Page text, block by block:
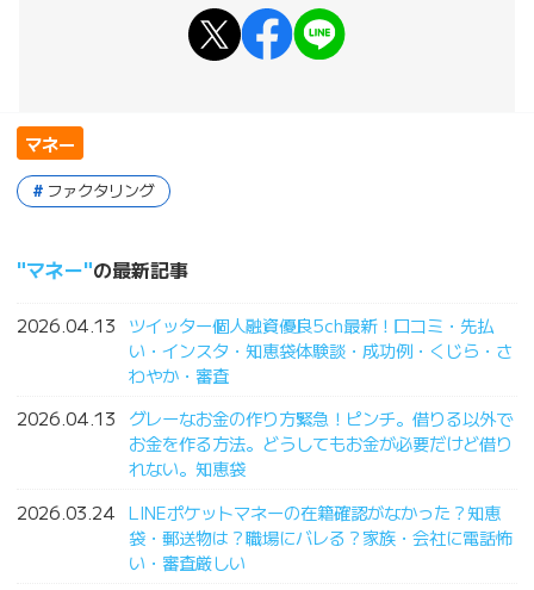
マネー
ファクタリング
マネー の最新記事
2026.04.13
ツイッター個人融資優良5ch最新！口コミ・先払
い・インスタ・知恵袋体験談・成功例・くじら・さ
わやか・審査
2026.04.13
グレーなお金の作り方緊急！ピンチ。借りる以外で
お金を作る方法。どうしてもお金が必要だけど借り
れない。知恵袋
2026.03.24 LINEポケットマネーの在籍確認がなかった？知恵
袋・郵送物は？職場にバレる？家族・会社に電話怖
い・審査厳しい